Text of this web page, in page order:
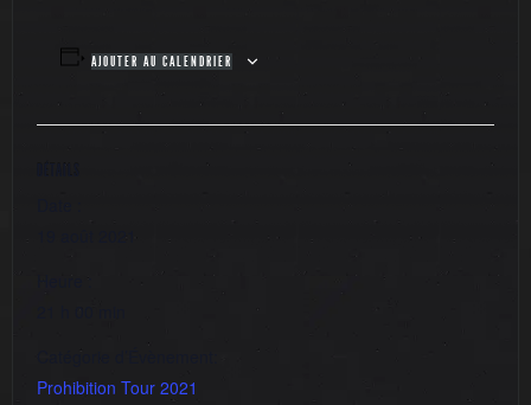
AJOUTER AU CALENDRIER
Catégorie d’Évènement:
Prohibition Tour 2021